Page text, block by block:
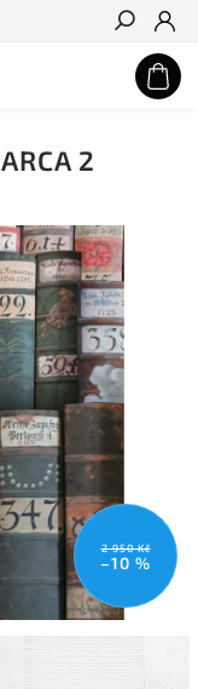
Hledat
2
2 950 Kč
–10 %